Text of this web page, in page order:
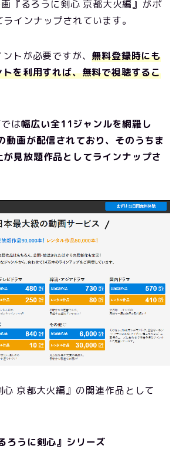
『るろうに剣心 京都大火編』がポ
インナップされています。
トが必要ですが、無料登録時にも
を利用すれば、無料で視聴するこ
は幅広い全11ジャンルを網羅し
動画が配信されており、そのうちま
が見放題作品としてラインナップさ
京都大火編』の関連作品として
ろうに剣心』シリーズ